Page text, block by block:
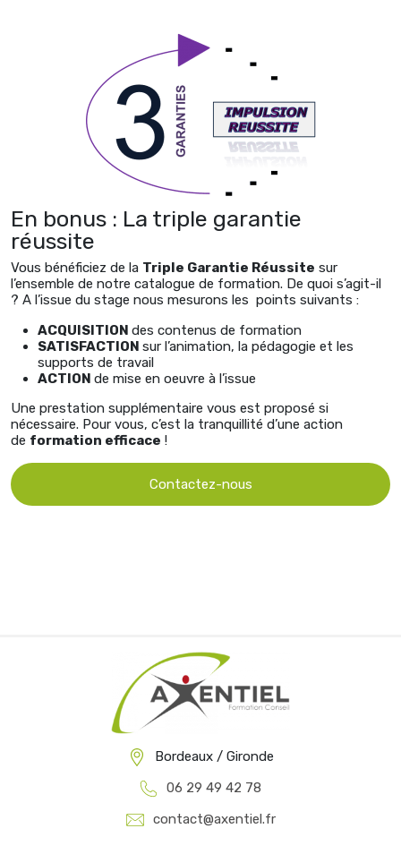
En bonus : La triple garantie
réussite
Vous bénéficiez de la Triple Garantie Réussite sur
l’ensemble de notre catalogue de formation. De quoi s’agit-il
? A l’issue du stage nous mesurons les points suivants :
ACQUISITION des contenus de formation
SATISFACTION sur l’animation, la pédagogie et les
supports de travail
ACTION de mise en oeuvre à l’issue
Une prestation supplémentaire vous est proposé si
nécessaire. Pour vous, c’est la tranquillité d’une action
de formation efficace !
Contactez-nous
Bordeaux / Gironde
06 29 49 42 78
contact@axentiel.fr